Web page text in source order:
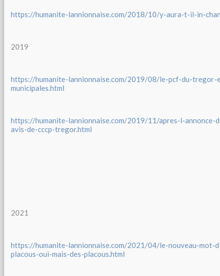
https://humanite-lannionnaise.com/2018/10/y-aura-t-il-in-
2019
https://humanite-lannionnaise.com/2019/08/le-pcf-du-tregor-
municipales.html
https://humanite-lannionnaise.com/2019/11/apres-l-
avis-de-cccp-tregor.html
2021
https://humanite-lannionnaise.com/2021/04/le-nouveau-mot-
placous-oui-mais-des-placous.html